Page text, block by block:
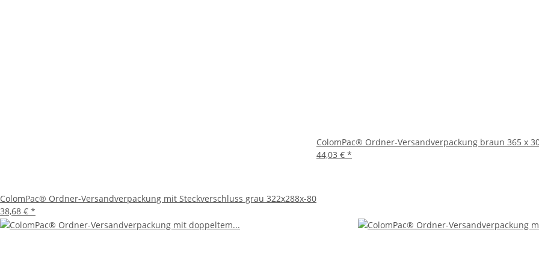
ColomPac® Ordner-Versandverpackung mit Steckverschluss grau 322x288x-80
38,68 € *
ColomPac® Ordner-Versandverpackung braun 365 x
44,03 € *